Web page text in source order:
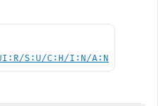
S:U/C:H/I:N/A:N